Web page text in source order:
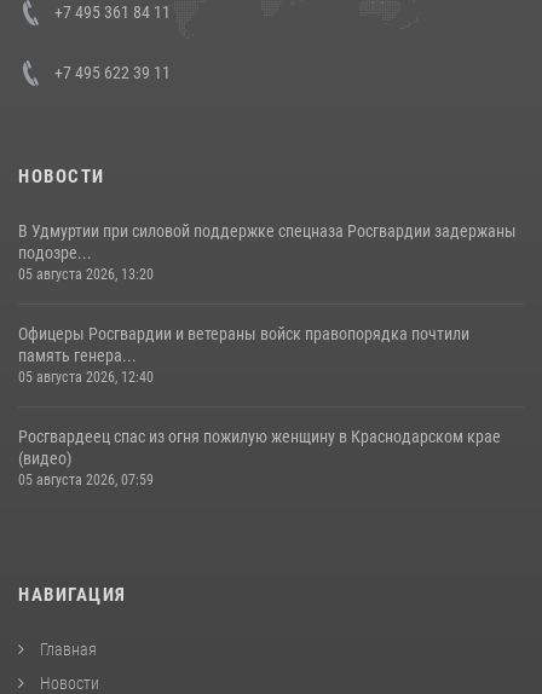
+7 495 361 84 11
+7 495 622 39 11
НОВОСТИ
В Удмуртии при силовой поддержке спецназа Росгвардии задержаны
подозре...
05 августа 2026, 13:20
Офицеры Росгвардии и ветераны войск правопорядка почтили
память генера...
05 августа 2026, 12:40
Росгвардеец спас из огня пожилую женщину в Краснодарском крае
(видео)
05 августа 2026, 07:59
НАВИГАЦИЯ
Главная
Новости